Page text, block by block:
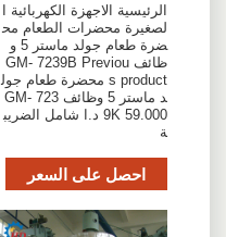
الرئيسية الاجهزة الكهربائية ا
لصغيرة محضرات الطعام مح
ضرة طعام جولد ماستر 5 و
ظائف GM- 7239B Previou
s product محضرة طعام جول
د ماستر 5 وظائف GM- 723
9K 59.000 د.ا شامل الضريب
ة
احصل على السعر